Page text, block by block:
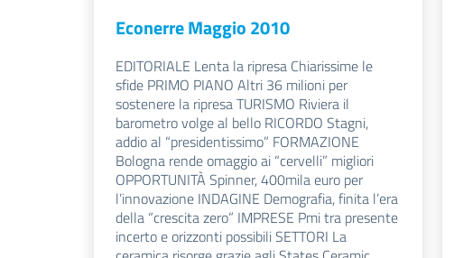
Econerre Maggio 2010
EDITORIALE Lenta la ripresa Chiarissime le
sfide PRIMO PIANO Altri 36 milioni per
sostenere la ripresa TURISMO Riviera il
barometro volge al bello RICORDO Stagni,
addio al “presidentissimo” FORMAZIONE
Bologna rende omaggio ai “cervelli” migliori
OPPORTUNITÀ Spinner, 400mila euro per
l’innovazione INDAGINE Demografia, finita l’era
della “crescita zero” IMPRESE Pmi tra presente
incerto e orizzonti possibili SETTORI La